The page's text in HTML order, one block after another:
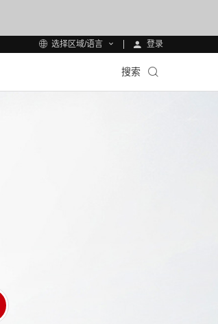
选择区域/语言 登录
搜索